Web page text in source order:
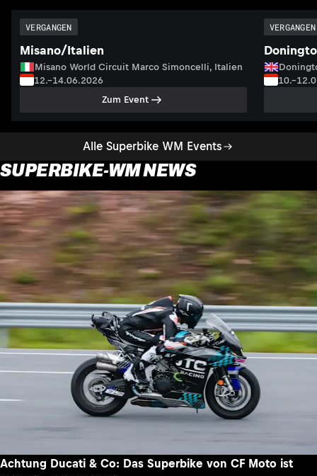
Alle Superbike WM Events
VERGANGEN
Misano/Italien
Misano World Circuit Marco Simoncelli, Italien
12.–14.06.2026
Zum Event
VERGANGEN
SUPERBIKE-WM NEWS
Achtung Ducati & Co: Das Superbike von CF Moto ist